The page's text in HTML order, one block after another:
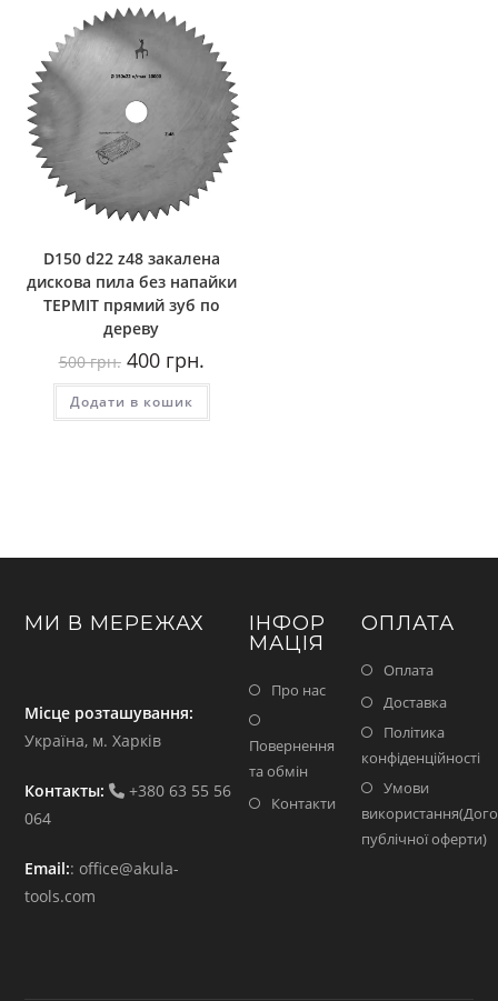
D150 d22 z48 закалена
дискова пила без напайки
ТЕРМІТ прямий зуб по
дереву
500грн. Оригінальна
ціна:
500
грн..
400грн.ціна:
400
Додати в кошик
МИ В МЕРЕЖАХ
Місце розташування:
Україна, м. Харків
Контакты:
+380 63 55 56
064
Email::office@akula-
tools.com
ІНФОР
МАЦІЯ
Про нас
Повернення
та обмін
Контакти
ОПЛАТА
Оплата
Доставка
Політика
конфіденційності
Умови
публічної оферти)